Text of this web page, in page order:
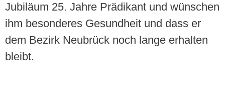
Jubiläum 25. Jahre Prädikant und wünschen
ihm besonderes Gesundheit und dass er
dem Bezirk Neubrück noch lange erhalten
bleibt.